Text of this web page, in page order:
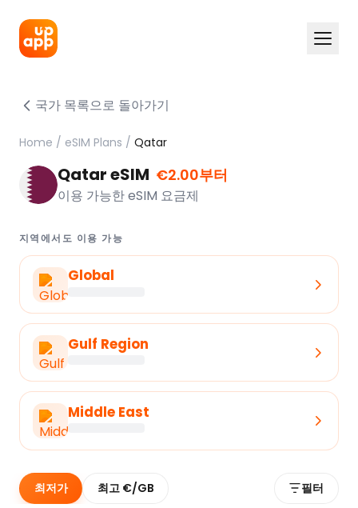
국가 목록으로 돌아가기
Home / eSIM Plans / Qatar
Qatar eSIM €2.00부터
이용 가능한 eSIM 요금제
지역에서도 이용 가능
Global
Gulf Region
Middle East
최저가 최고 €/GB 필터